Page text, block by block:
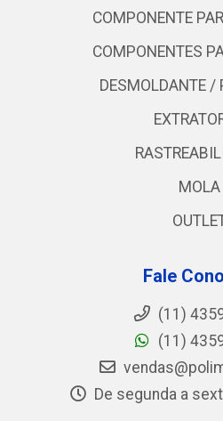
COMPONENTE
COMPONENTES
DESMOLDANTE /
MOLA
Fale
(11)
(11)
De segunda a